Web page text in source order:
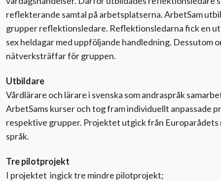
reflekterande samtal på arbetsplatserna. ArbetSam
grupper reflektionsledare. Reflektionsledarna fick en
sex heldagar med uppföljande handledning. Dessutom
nätverksträffar för gruppen.
Utbildare
Vårdlärare och lärare i svenska som andraspråk
ArbetSams kurser och tog fram individuellt anpassade
respektive grupper. Projektet utgick från Europarådets
språk.
Tre pilotprojekt
I projektet ingick tre mindre pilotprojekt;